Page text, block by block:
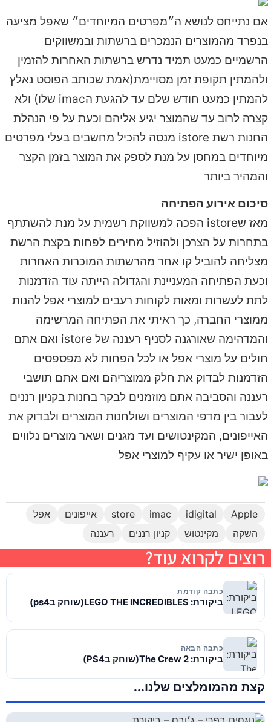
אם נתייחס לנושא ה״מפרטים המיוחדים״ שאפל מציעה
בנפרד מהמוצרים הנמכרים ברשתות ובמשווקים
הרשמיים כמעט תמיד נדרש ברשתות האחרות להזמין
ולהמתין תקופת זמן מסויימת(אמת שכותב הפוסט נאלץ
להמתין כמעט חודש שלם עד להגעת הimac שלו) ולא
קצרה לרוב עד שהמוצר יגיע אליהם וכעת על פי הנהלת
החנות רשת istore מנסה להכיל מחשבים בעלי מפרטים
מיוחדים במחסן על מנת לספק את המוצר בזמן הקצר
והמהיר ביותר
סיכום אירוע הפתיחה
מאז שistore הפכה למשווקת רשמית על מנת להשתתף
בתחרות על הצרכן ולהוזיל מחירים לפחות בקצת הרשת
מצליחה להוביל קו אחר מהרשתות המוכרות האחרות
וכעת הפתיחה המעניינת והגדולה הייתה עוד הזדמנות
לתת לעשרות ומאות לקוחות רעבים למוצרי אפל להנות
ממוצרי החברה, כך ראיתי את הפתיחה המרשימה
והמדהימה שאורגנה לסניף רעננה של istore ואם אתם
חולים על מוצרי אפל או לכל הפחות לא מפספסים
הזדמנות לבדוק את חלק ממוצריהם ואם אתם תושבי
רעננה והסביבה אתם מוזמנים לבקר בחנות בקניון רננים
לעבור בין מדפי המוצרים ושולחנות המוצרים ולבדוק את
האייפונים, המקינטושים ועד מגנים ושאר מוצרים נלווים
באופן ישיר או עקיף למוצרי אפל
Apple
idigital
imac
store אייפונים
אפל
השקה
מקינטוש קניון רננים רעננה
רוצים לקרוא עוד?
כתבה קודמת
ביקורת: LEGO THE INCREDIBLES(שוחק בps4)
כתבה הבאה
ביקורת: The Crew 2(שוחק בPS4)
קצת מהמומלצים שלנו...